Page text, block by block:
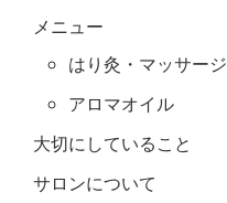
メニュー
はり灸・マッサージ
アロマオイル
大切にしていること
サロンについて